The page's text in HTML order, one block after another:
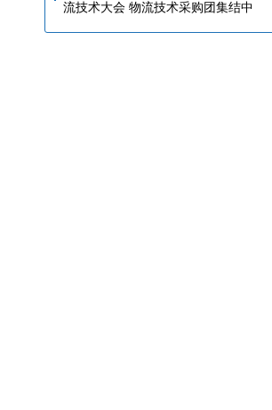
流技术大会 物流技术采购团集结中